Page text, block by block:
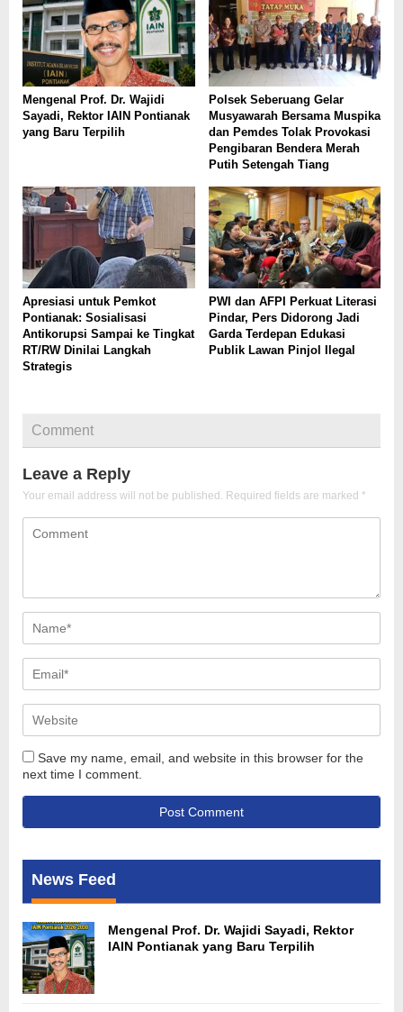
Mengenal Prof. Dr. Wajidi
Sayadi, Rektor IAIN Pontianak
yang Baru Terpilih
Polsek Seberuang Gelar
Musyawarah Bersama Muspika
dan Pemdes Tolak Provokasi
Pengibaran Bendera Merah
Putih Setengah Tiang
Apresiasi untuk Pemkot
Pontianak: Sosialisasi
Antikorupsi Sampai ke Tingkat
RT/RW Dinilai Langkah
Strategis
PWI dan AFPI Perkuat Literasi
Pindar, Pers Didorong Jadi
Garda Terdepan Edukasi
Publik Lawan Pinjol Ilegal
Comment
Leave a Reply
Your email address will not be published. Required fields are marked *
Save my name, email, and website in this browser for the
next time I comment.
News Feed
Mengenal Prof. Dr. Wajidi Sayadi, Rektor
IAIN Pontianak yang Baru Terpilih